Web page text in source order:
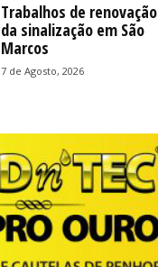
Trabalhos de renovação
da sinalização em São
Marcos
7 de Agosto, 2026